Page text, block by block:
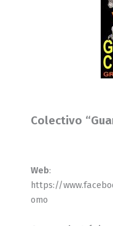
Colectivo
Web:
https://
omo